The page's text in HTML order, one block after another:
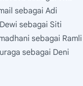
sebagai Adi
sebagai Siti
sebagai Ramli
sebagai Deni